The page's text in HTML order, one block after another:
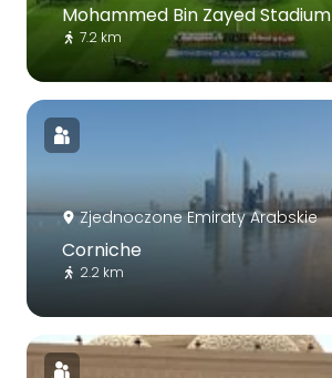
Mohammed Bin Zayed Stadium
7.2 km
Zjednoczone Emiraty Arabskie
Corniche
2.2 km